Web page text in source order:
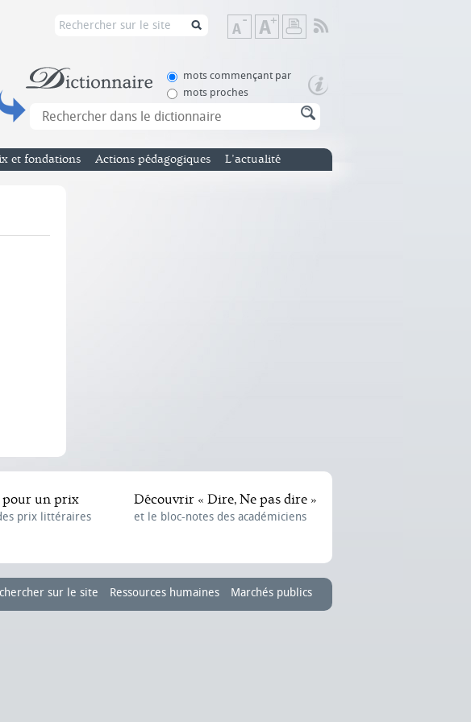
Diminuer
la
de
Augmenter
la
de
mots commençant par
mots proches
et fondations Actions pédagogiques L’actualité
un prix
prix littéraires
Découvrir « Dire, Ne pas dire »
et le bloc-notes des académiciens
sur le site Ressources humaines Marchés publics